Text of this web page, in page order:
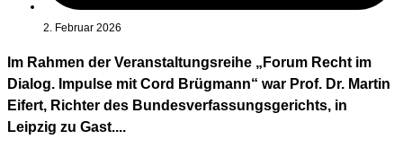
2. Februar 2026
Im Rahmen der Veranstaltungsreihe „Forum Recht im
Dialog. Impulse mit Cord Brügmann“ war Prof. Dr. Martin
Eifert, Richter des Bundesverfassungsgerichts, in
Leipzig zu Gast....